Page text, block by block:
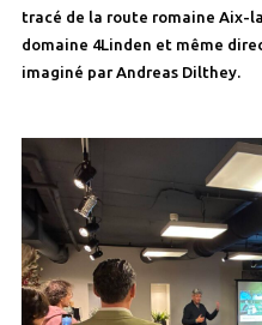
tracé de la route romaine Aix-
domaine 4Linden et même
imaginé par Andreas Dilthey.